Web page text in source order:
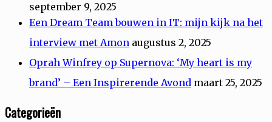
september 9, 2025
Een Dream Team bouwen in IT: mijn kijk na het
interview met Amon augustus 2, 2025
Oprah Winfrey op Supernova: ‘My heart is my
brand’ – Een Inspirerende Avond maart 25, 2025
Categorieën